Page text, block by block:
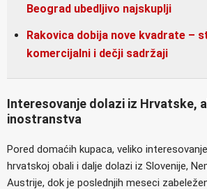
Beograd ubedljivo najskuplji
Rakovica dobija nove kvadrate –
komercijalni i dečji sadržaji
Interesovanje dolazi iz Hrvatske,
inostranstva
Pored domaćih kupaca, veliko
hrvatskoj obali i dalje dolazi iz Slovenije,
Austrije, dok je poslednjih meseci